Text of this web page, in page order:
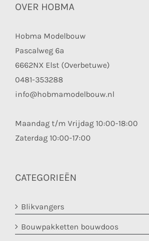
OVER HOBMA
Hobma Modelbouw
Pascalweg 6a
6662NX Elst (Overbetuwe)
0481-353288
info@hobmamodelbouw.nl
Maandag t/m Vrijdag 10:00-18:00
Zaterdag 10:00-17:00
CATEGORIEËN
Blikvangers
Bouwpakketten bouwdoos